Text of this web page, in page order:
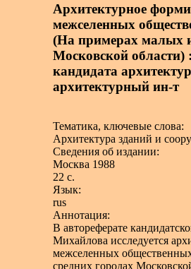
Архитектурное
межселенных
(На примерах малых
Московской области)
кандидата
архитектурный ин-т
Тематика, ключевые слова:
Архитектура зданий и
Сведения об издании:
Москва 1988
22 с.
Язык:
rus
Аннотация:
В автореферате
Михайлова исследуется
межселенных
средних городах